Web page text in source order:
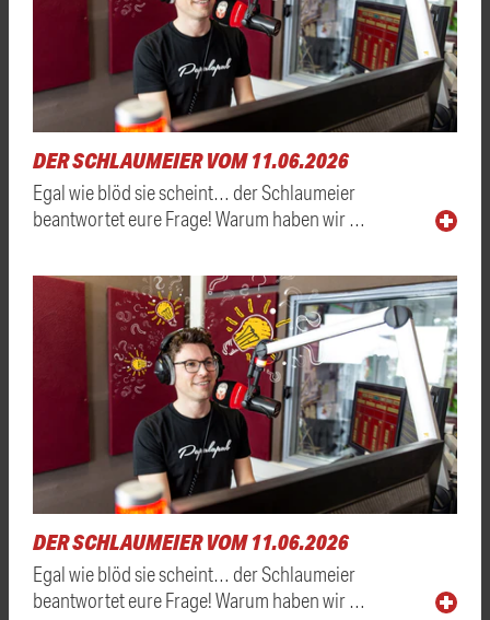
DER SCHLAUMEIER VOM 11.06.2026
Egal wie blöd sie scheint… der Schlaumeier
beantwortet eure Frage! Warum haben wir …
DER SCHLAUMEIER VOM 11.06.2026
Egal wie blöd sie scheint… der Schlaumeier
beantwortet eure Frage! Warum haben wir …